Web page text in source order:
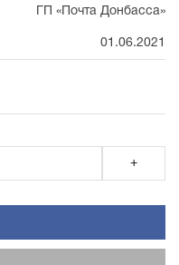
ГП «Почта Донбасса»
01.06.2021
+